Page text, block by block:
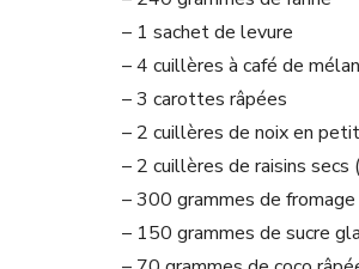
– 1 sachet de levure
– 4 cuillères à café de
– 3 carottes râpées
– 2 cuillères de noix en
– 2 cuillères de raisins
– 300 grammes de
– 150 grammes de sucre